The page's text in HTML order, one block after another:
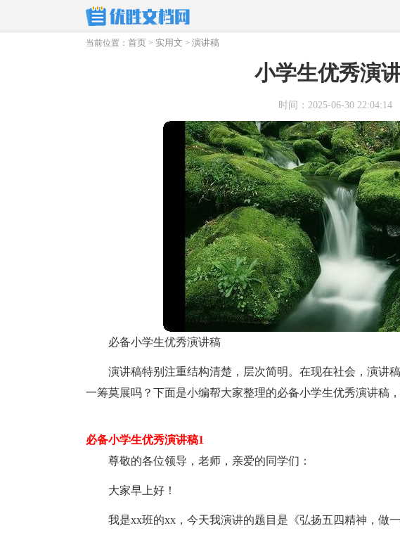
当前位置： 首页 > 实用文 > 演讲稿
小学生优秀演
时间：2025-06-30 22:04:14
必备小学生优秀演讲稿
演讲稿特别注重结构清楚，层次简明。在现在社会，演讲
一筹莫展吗？下面是小编帮大家整理的必备小学生优秀演讲稿
必备小学生优秀演讲稿1
尊敬的各位领导，老师，亲爱的同学们：
大家早上好！
我是xx班的xx，今天我演讲的题目是《弘扬五四精神，做